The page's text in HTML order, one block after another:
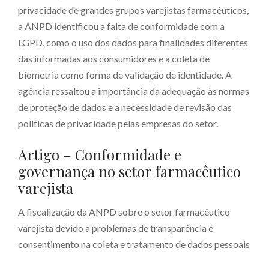
privacidade de grandes grupos varejistas farmacêuticos,
a ANPD identificou a falta de conformidade com a
LGPD, como o uso dos dados para finalidades diferentes
das informadas aos consumidores e a coleta de
biometria como forma de validação de identidade. A
agência ressaltou a importância da adequação às normas
de proteção de dados e a necessidade de revisão das
políticas de privacidade pelas empresas do setor.
Artigo – Conformidade e
governança no setor farmacêutico
varejista
A fiscalização da ANPD sobre o setor farmacêutico
varejista devido a problemas de transparência e
consentimento na coleta e tratamento de dados pessoais